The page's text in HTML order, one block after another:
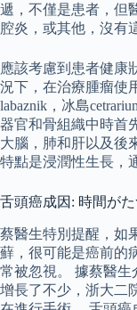
遞，不僅是患者，但
腔炎，或其他，沒有
應該考慮到患者健康
況下，在治療腫瘤使
labaznik，冰島
器官和骨組織中時首
大腦，肺和肝以及後
特點是浸潤性生長，
舌頭癌成因: 時間が
蔡醫生特別提醒，如
蘚，很可能是癌前的
常被忽視。 據蔡醫
增長了不少，浙大二